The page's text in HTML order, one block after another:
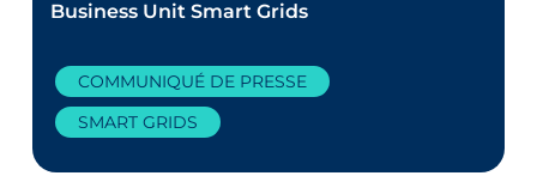
Business Unit Smart Grids
COMMUNIQUÉ DE PRESSE
SMART GRIDS